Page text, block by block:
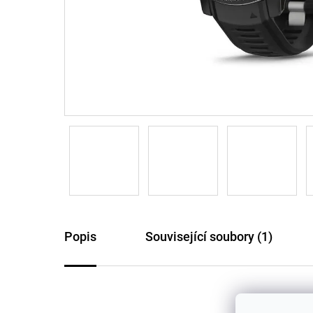
Popis Související soubory (1)